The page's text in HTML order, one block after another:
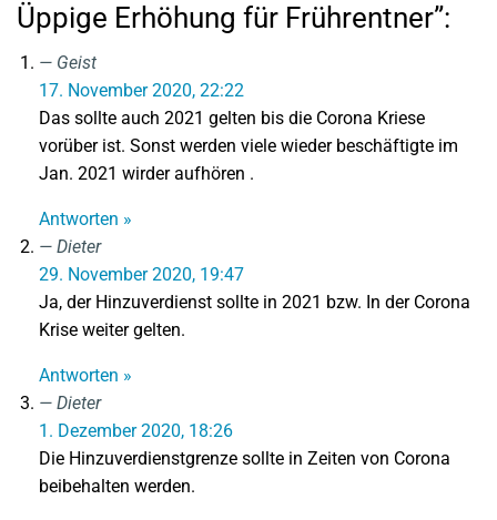
Üppige Erhöhung für Frührentner”:
Geist
17. November 2020, 22:22
Das sollte auch 2021 gelten bis die Corona Kriese
vorüber ist. Sonst werden viele wieder beschäftigte im
Jan. 2021 wirder aufhören .
Antworten »
Dieter
29. November 2020, 19:47
Ja, der Hinzuverdienst sollte in 2021 bzw. In der Corona
Krise weiter gelten.
Antworten »
Dieter
1. Dezember 2020, 18:26
Die Hinzuverdienstgrenze sollte in Zeiten von Corona
beibehalten werden.